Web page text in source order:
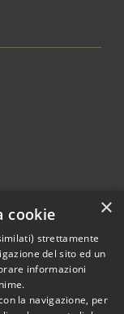
© 2026 • Comune di
×
cookie
strettamente
del sito ed un
informazioni
la navigazione, per